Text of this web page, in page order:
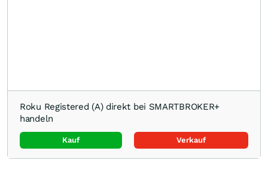
Roku Registered (A) direkt bei SMARTBROKER+
handeln
Kauf Verkauf